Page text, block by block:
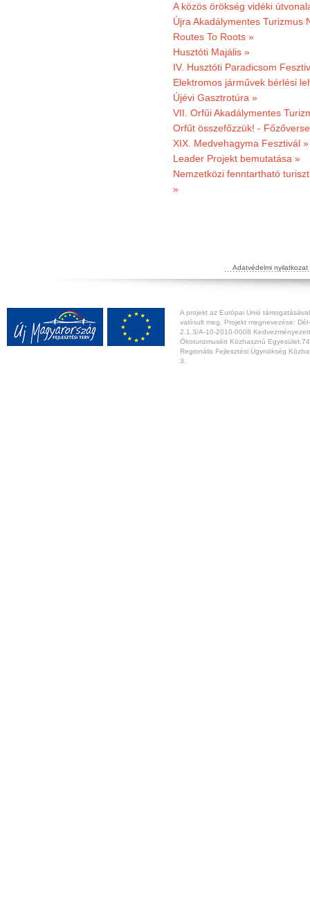
A közös örökség vidéki
Újra Akadálymentes Turizmus
Routes To Roots »
Husztóti Majális »
IV. Husztóti Paradicsom
Elektromos járművek bérlési
Újévi Gasztrotúra »
VII. Orfűi Akadálymentes
Orfűt összefőzzük! -
XIX. Medvehagyma Fesztivál »
Leader Projekt bemutatása »
Nemzetközi fenntartható
»
Adatvédelmi nyilatkozat
A projekt az Európai Unió
valósult meg. Projekt megnevezése:
2.1.3/A-10-2010-0008
Ökoturizmusért Közhasznú
Regionális Fejlesztési Ügynökség
3.